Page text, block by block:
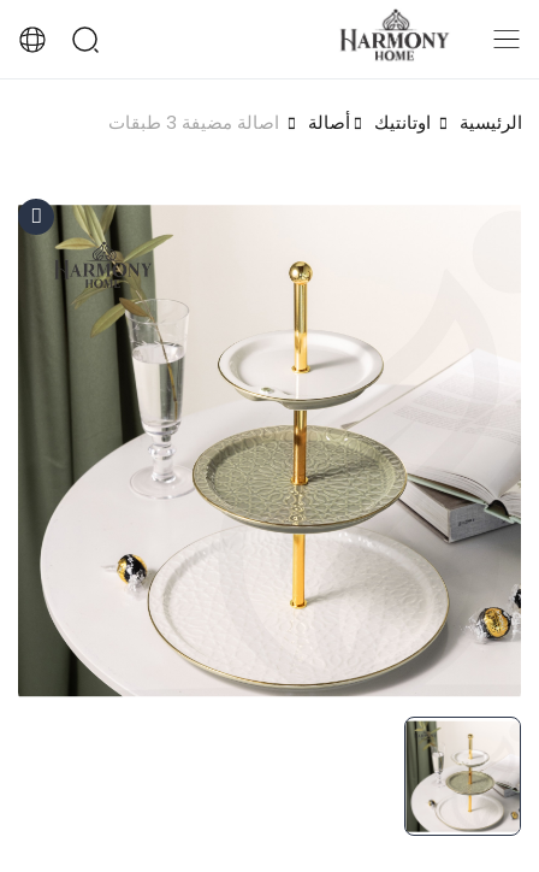
الرئيسية اوتانتيك أصالة اصالة مضيفة 3 طبقات